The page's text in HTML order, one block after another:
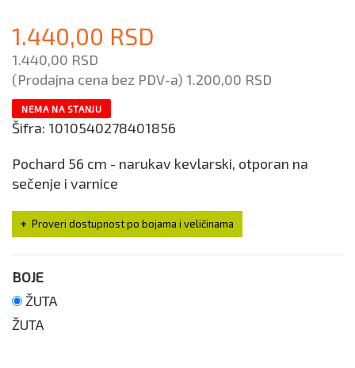
1.440,00 RSD
1.440,00 RSD
(Prodajna cena bez PDV-a) 1.200,00 RSD
NEMA NA STANJU
Šifra: 1010540278401856
Pochard 56 cm - narukav kevlarski, otporan na
sečenje i varnice
Proveri dostupnost po bojama i veličinama
BOJE
ŽUTA
ŽUTA